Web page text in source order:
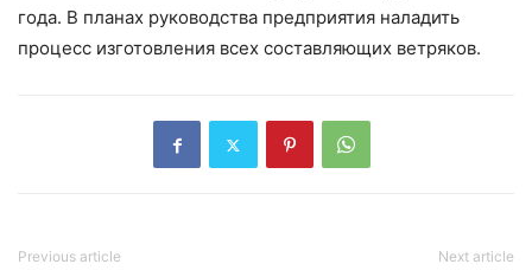
года. В планах руководства предприятия наладить
процесс изготовления всех составляющих ветряков.
Previous article Next article